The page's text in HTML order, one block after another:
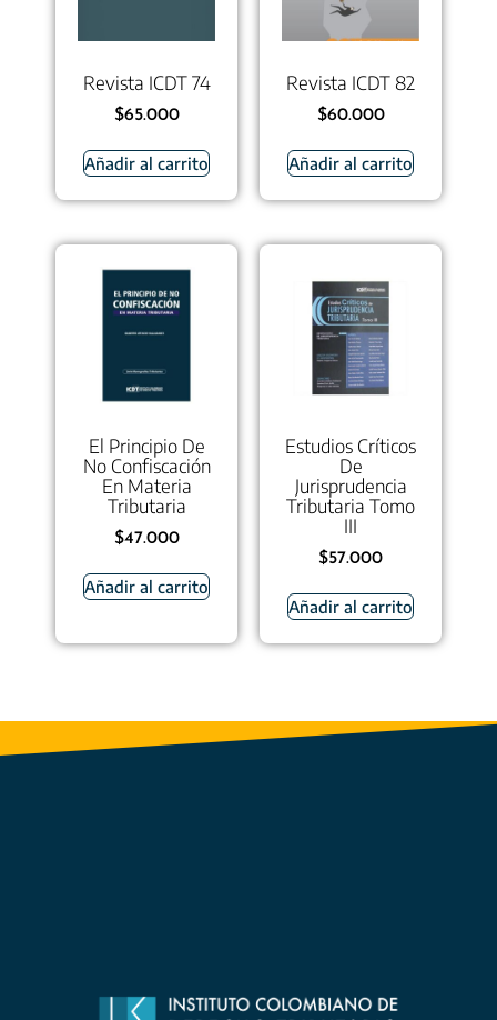
Revista ICDT 74
$65.000
Añadir al carrito
Revista ICDT 82
$60.000
Añadir al carrito
El Principio De
No Confiscación
En Materia
Tributaria
$47.000
Añadir al carrito
Estudios Críticos
De
Jurisprudencia
Tributaria Tomo
III
$57.000
Añadir al carrito